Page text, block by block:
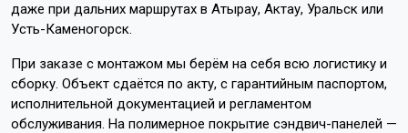
даже при дальних маршрутах в Атырау, Актау, Уральск или
Усть-Каменогорск.
При заказе с монтажом мы берём на себя всю логистику и
сборку. Объект сдаётся по акту, с гарантийным паспортом,
исполнительной документацией и регламентом
обслуживания. На полимерное покрытие сэндвич-панелей —